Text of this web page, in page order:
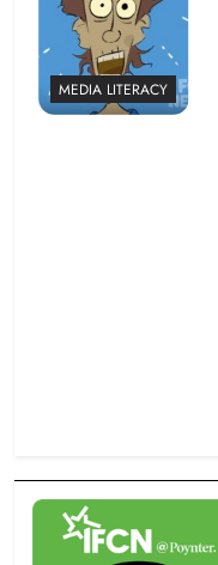
MEDIA LITERACY